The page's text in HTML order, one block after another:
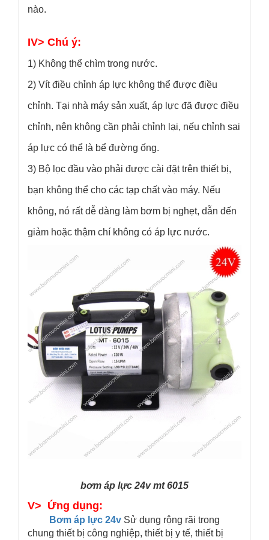
nào.
IV> Chú ý:
1) Không thể chìm trong nước.
2) Vít điều chỉnh áp lực không thể được điều
chỉnh. Tại nhà máy sản xuất, áp lực đã được điều
chỉnh, nên không cần phải chỉnh lại, nếu chỉnh sai
áp lực có thể là bể đường ống.
3) Bộ lọc đầu vào phải được cài đặt trên thiết bị,
bạn không thể cho các tạp chất vào máy. Nếu
không, nó rất dễ dàng làm bơm bị nghẹt, dẫn đến
giảm hoặc thậm chí không có áp lực nước.
bơm áp lực 24v mt 6015
V> Ứng dụng:
Bơm áp lực 24v Sử dụng rộng rãi trong
chung thiết bị công nghiệp, thiết bị y tế, thiết bị